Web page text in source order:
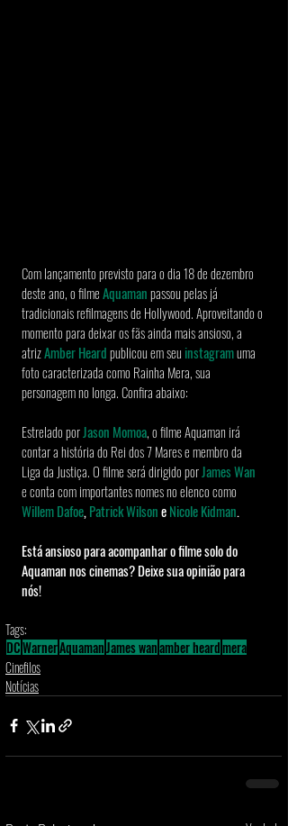
Com lançamento previsto para o dia 18 de dezembro
deste ano, o filme Aquaman passou pelas já
tradicionais refilmagens de Hollywood. Aproveitando o
momento para deixar os fãs ainda mais ansioso, a
atriz Amber Heard publicou em seu instagram uma
foto caracterizada como Rainha Mera, sua
personagem no longa. Confira abaixo:
Estrelado por Jason Momoa, o filme Aquaman irá
contar a história do Rei dos 7 Mares e membro da
Liga da Justiça. O filme será dirigido por James Wan
e conta com importantes nomes no elenco como
Willem Dafoe, Patrick Wilson e Nicole Kidman.
Está ansioso para acompanhar o filme solo do
Aquaman nos cinemas? Deixe sua opinião para
nós!
Tags:
DCWarnerAquamanJames wanamber heardmera
Cinefilos
Notícias